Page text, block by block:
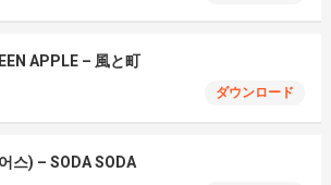
APPLE – 風と町
ダウンロード
스) – SODA SODA